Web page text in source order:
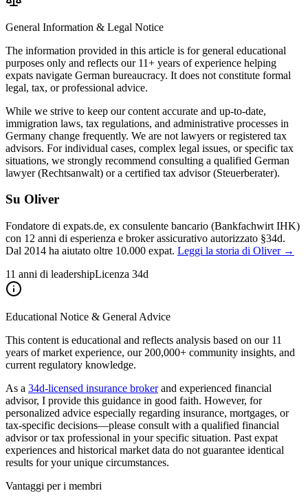
General Information & Legal Notice
The information provided in this article is for general educational
purposes only and reflects our 11+ years of experience helping
expats navigate German bureaucracy. It does not constitute formal
legal, tax, or professional advice.
While we strive to keep our content accurate and up-to-date,
immigration laws, tax regulations, and administrative processes in
Germany change frequently. We are not lawyers or registered tax
advisors. For individual cases, complex legal issues, or specific tax
situations, we strongly recommend consulting a qualified German
lawyer (Rechtsanwalt) or a certified tax advisor (Steuerberater).
Su Oliver
Fondatore di expats.de, ex consulente bancario (Bankfachwirt IHK)
con 12 anni di esperienza e broker assicurativo autorizzato §34d.
Dal 2014 ha aiutato oltre 10.000 expat. Leggi la storia di Oliver →
11 anni di leadershipLicenza 34d
Educational Notice & General Advice
This content is educational and reflects analysis based on our 11
years of market experience, our 200,000+ community insights, and
current regulatory knowledge.
As a 34d-licensed insurance brokerand experienced financial
advisor, I provide this guidance in good faith. However, for
personalized advice especially regarding insurance, mortgages, or
tax-specific decisions—please consult with a qualified financial
advisor or tax professional in your specific situation. Past expat
experiences and historical market data do not guarantee identical
results for your unique circumstances.
Vantaggi per i membri